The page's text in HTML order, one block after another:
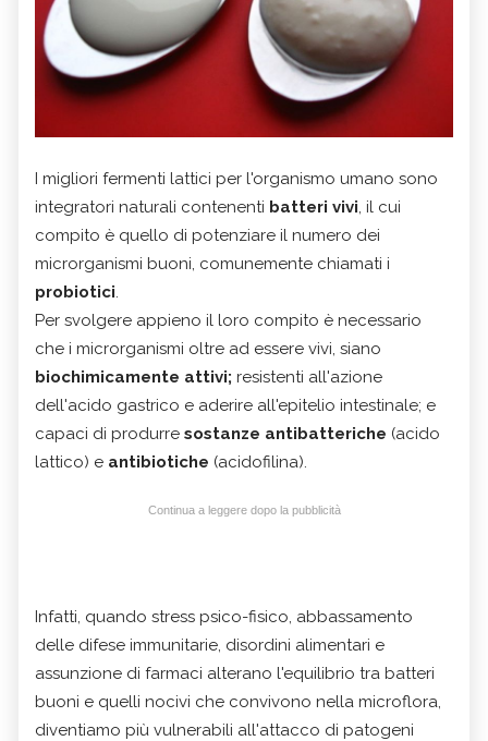
I migliori fermenti lattici per l'organismo umano sono
integratori naturali contenenti batteri vivi, il cui
compito è quello di potenziare il numero dei
microrganismi buoni, comunemente chiamati i
probiotici.
Per svolgere appieno il loro compito è necessario
che i microrganismi oltre ad essere vivi, siano
biochimicamente attivi; resistenti all'azione
dell'acido gastrico e aderire all'epitelio intestinale; e
capaci di produrre sostanze antibatteriche (acido
lattico) e antibiotiche (acidofilina).
Continua a leggere dopo la pubblicità
Infatti, quando stress psico-fisico, abbassamento
delle difese immunitarie, disordini alimentari e
assunzione di farmaci alterano l'equilibrio tra batteri
buoni e quelli nocivi che convivono nella microflora,
diventiamo più vulnerabili all'attacco di patogeni